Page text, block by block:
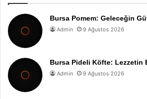
Bursa Pomem: Geleceğin
Admin 9 Ağustos 2026
Bursa Pideli Köfte: Lezzetin
Admin 9 Ağustos 2026